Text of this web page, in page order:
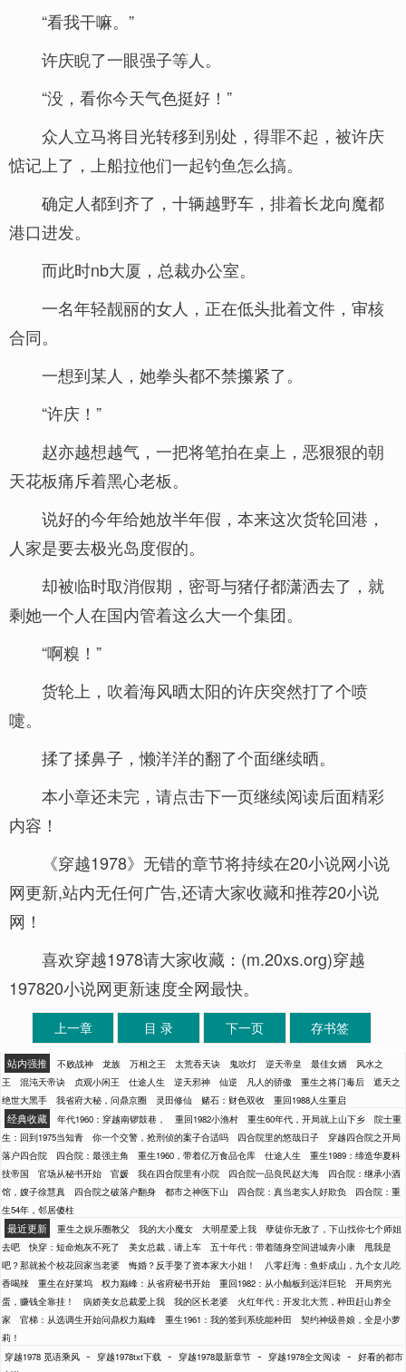
“看我干嘛。”
许庆睨了一眼强子等人。
“没，看你今天气色挺好！”
众人立马将目光转移到别处，得罪不起，被许庆
惦记上了，上船拉他们一起钓鱼怎么搞。
确定人都到齐了，十辆越野车，排着长龙向魔都
港口进发。
而此时nb大厦，总裁办公室。
一名年轻靓丽的女人，正在低头批着文件，审核
合同。
一想到某人，她拳头都不禁攥紧了。
“许庆！”
赵亦越想越气，一把将笔拍在桌上，恶狠狠的朝
天花板痛斥着黑心老板。
说好的今年给她放半年假，本来这次货轮回港，
人家是要去极光岛度假的。
却被临时取消假期，密哥与猪仔都潇洒去了，就
剩她一个人在国内管着这么大一个集团。
“啊糗！”
货轮上，吹着海风晒太阳的许庆突然打了个喷
嚏。
揉了揉鼻子，懒洋洋的翻了个面继续晒。
本小章还未完，请点击下一页继续阅读后面精彩
内容！
《穿越1978》无错的章节将持续在20小说网小说
网更新,站内无任何广告,还请大家收藏和推荐20小说
网！
喜欢穿越1978请大家收藏：(m.20xs.org)穿越
197820小说网更新速度全网最快。
上一章 目 录 下一页 存书签
站内强推 不败战神 龙族 万相之王 太荒吞天诀 鬼吹灯 逆天帝皇 最佳女婿
风水之
王
混沌天帝诀 贞观小闲王 仕途人生 逆天邪神 仙逆 凡人的骄傲 重生之将门毒后
遮天之
绝世大黑手
我省府大秘，问鼎京圈 灵田修仙 赌石：财色双收 重回1988人生重启
经典收藏 年代1960：穿越南锣鼓巷， 重回1982小渔村 重生60年代，开局就上山下乡
院士重
生：回到1975当知青
你一个交警，抢刑侦的案子合适吗 四合院里的悠哉日子
穿越四合院之开局
落户四合院
四合院：最强主角 重生1960，带着亿万食品仓库 仕途人生
重生1989：缔造华夏科
技帝国
官场从秘书开始 官媛 我在四合院里有小院 四合院一品良民赵大海
四合院：继承小酒
馆，嫂子徐慧真
四合院之破落户翻身 都市之神医下山 四合院：真当老实人好欺负
四合院：重
生54年，邻居傻柱
最近更新 重生之娱乐圈教父 我的大小魔女 大明星爱上我
孽徒你无敌了，下山找你七个师姐
去吧
快穿：短命炮灰不死了 美女总裁，请上车 五十年代：带着随身空间进城奔小康
甩我是
吧？那就捡个校花回家当老婆
悔婚？反手娶了资本家大小姐！
八零赶海：鱼虾成山，九个女儿吃
香喝辣
重生在好莱坞 权力巅峰：从省府秘书开始 重回1982：从小舢板到远洋巨轮
开局穷光
蛋，赚钱全靠挂！
病娇美女总裁爱上我 我的区长老婆
火红年代：开发北大荒，种田赶山养全
家
官梯：从选调生开始问鼎权力巅峰 重生1961：我的签到系统能种田
契约神级兽娘，全是小萝
莉！
穿越1978 觅语乘风 - 穿越1978txt下载 - 穿越1978最新章节 - 穿越1978全文阅读 - 好看的都市